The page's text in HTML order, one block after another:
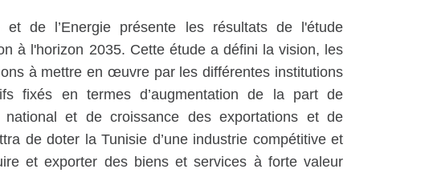
de l’Energie présente les résultats de l'étude
à l'horizon 2035. Cette étude a défini la vision, les
à mettre en œuvre par les différentes institutions
fixés en termes d’augmentation de la part de
national et de croissance des exportations et de
de doter la Tunisie d’une industrie compétitive et
et exporter des biens et services à forte valeur